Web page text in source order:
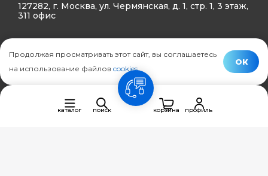
127282, г. Москва, ул. Чермянская, д. 1, стр. 1, 3 этаж,
311 офис
Политика конфиденциальности
© Ifreez - продажа и установка климатической техники,
каталог поиск
связь
корзина
профиль
Продолжая просматривать этот сайт, вы соглашаетесь
на использование файлов cookies.
ОК